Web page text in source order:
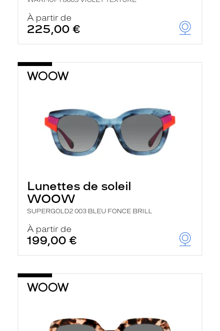
À partir de
225,00 €
Lunettes de soleil
WOOW
SUPERGOLD2 003 BLEU FONCE BRILL
À partir de
199,00 €